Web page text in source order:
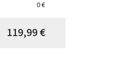
0 €
119,99 €